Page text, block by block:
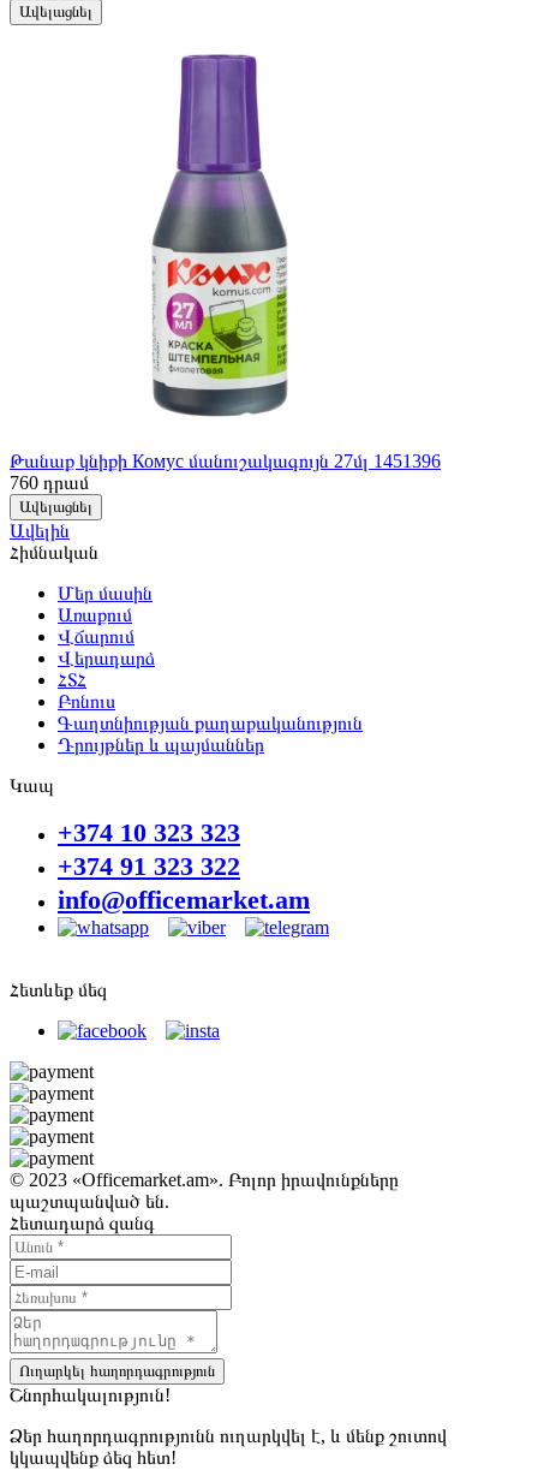
Ավելացնել
Թանաք կնիքի Комус մանուշակագույն 27մլ 1451396
760 դրամ
Ավելացնել
Ավելին
Հիմնական
Մեր մասին
Առաքում
Վճարում
Վերադարձ
ՀՏՀ
Բոնուս
Գաղտնիության քաղաքականություն
Դրույթներ և պայմաններ
Կապ
+374 10 323 323
+374 91 323 322
info@officemarket.am
Հետևեք մեզ
© 2023 «Officemarket.am». Բոլոր իրավունքները
պաշտպանված են.
Հետադարձ զանգ
Ուղարկել հաղորդագրություն
Շնորհակալություն!
Ձեր հաղորդագրությունն ուղարկվել է, և մենք շուտով
կկապվենք ձեզ հետ!